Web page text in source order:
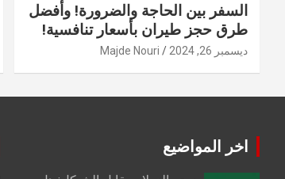
السفر بين الحاجة والضرورة! وأفضل
طرق حجز طيران بأسعار تنافسية!
ديسمبر 26, 2024 Majde Nouri
اخر المواضيع